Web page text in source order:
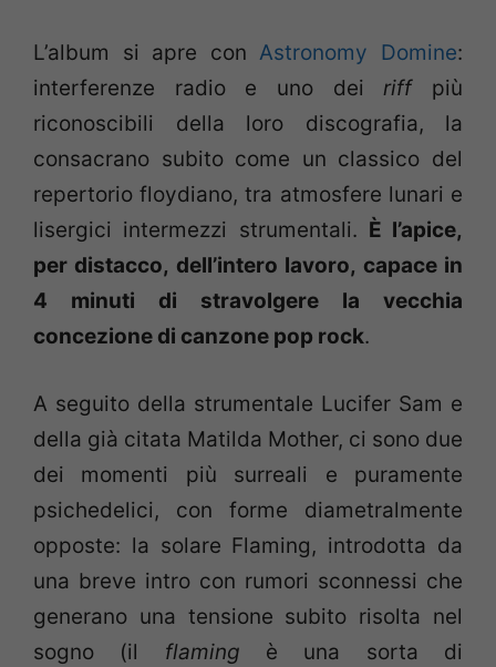
L’album si apre conAstronomy Domine:
interferenze radio e uno deiriffpiù
riconoscibili della loro discografia, la
consacrano subito come un classico del
repertorio floydiano, tra atmosfere lunari e
lisergici intermezzi strumentali. È l’apice,
per distacco, dell’intero lavoro, capace in
4 minuti di stravolgere la vecchia
concezione di canzone pop rock.
A seguito della strumentale Lucifer Sam e
della già citata Matilda Mother, ci sono due
dei momenti più surreali e puramente
psichedelici, con forme diametralmente
opposte: la solare Flaming, introdotta da
una breve intro con rumori sconnessi che
generano una tensione subito risolta nel
sogno (il
flaming è una sorta di